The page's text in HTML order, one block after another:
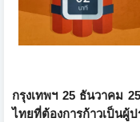
กรุงเทพฯ 25 ธันวาคม
ไทยที่ต้องการก้าวเป็นผู้ป